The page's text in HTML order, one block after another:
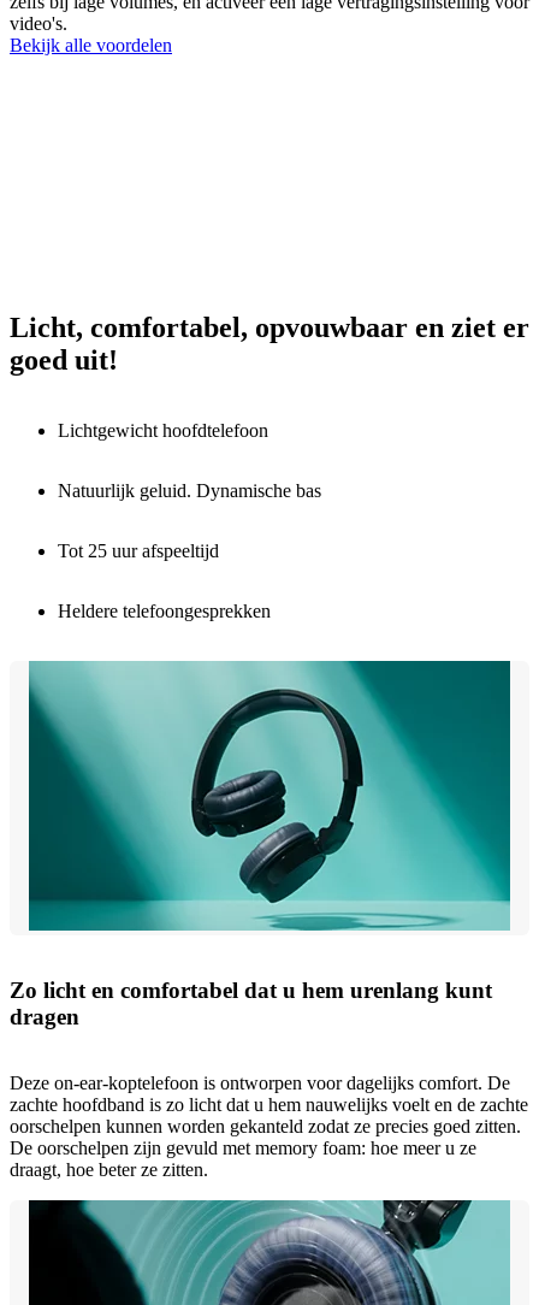
video's.
Bekijk alle voordelen
Licht, comfortabel, opvouwbaar en ziet er
goed uit!
Lichtgewicht hoofdtelefoon
Natuurlijk geluid. Dynamische bas
Tot 25 uur afspeeltijd
Heldere telefoongesprekken
Zo licht en comfortabel dat u hem urenlang kunt
dragen
Deze on-ear-koptelefoon is ontworpen voor dagelijks comfort. De
zachte hoofdband is zo licht dat u hem nauwelijks voelt en de zachte
oorschelpen kunnen worden gekanteld zodat ze precies goed zitten.
De oorschelpen zijn gevuld met memory foam: hoe meer u ze
draagt, hoe beter ze zitten.